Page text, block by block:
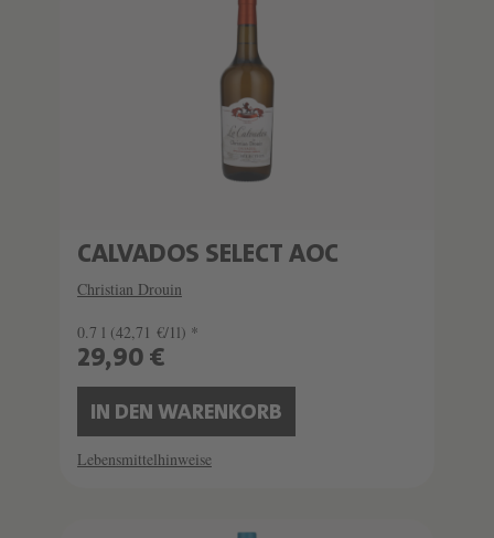
CALVADOS SELECT AOC
Christian Drouin
0.7 l (42,71 €/1l) *
29,90 €
IN DEN WARENKORB
Lebensmittelhinweise